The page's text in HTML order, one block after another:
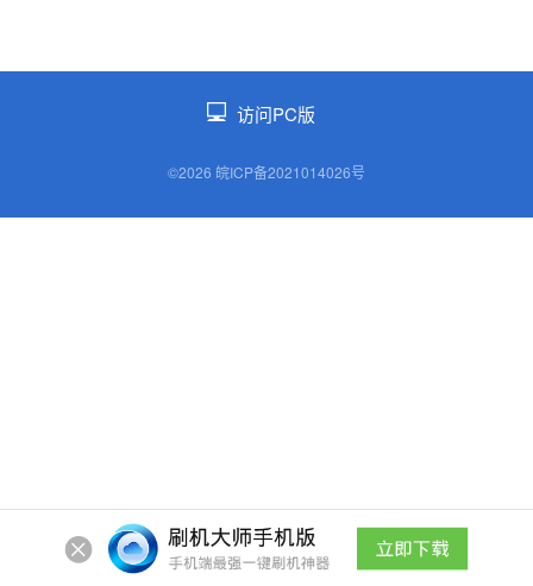
访问PC版
©2026 皖ICP备2021014026号